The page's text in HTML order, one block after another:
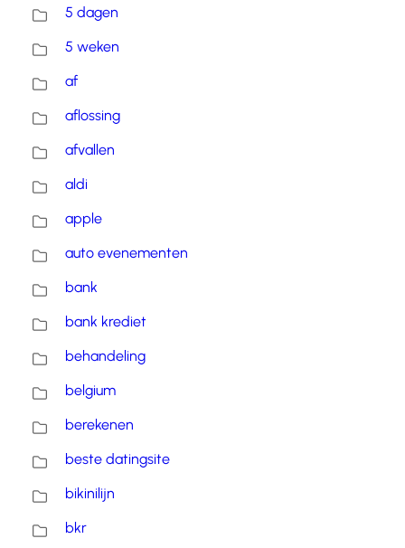
5 dagen
5 weken
af
aflossing
afvallen
aldi
apple
auto evenementen
bank
bank krediet
behandeling
belgium
berekenen
beste datingsite
bikinilijn
bkr